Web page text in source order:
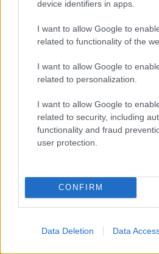
device identifiers in apps.
I want to allow Google to
related to functionality of the
I want to allow Google to
related to personalization.
I want to allow Google to
related to security, including
functionality and fraud
user protection.
CONFIRM
Data Deletion Data
ABBIGLIAMENTO
Centro Commerciale
gennaio
Federica Ottone · 27 Dic 2014